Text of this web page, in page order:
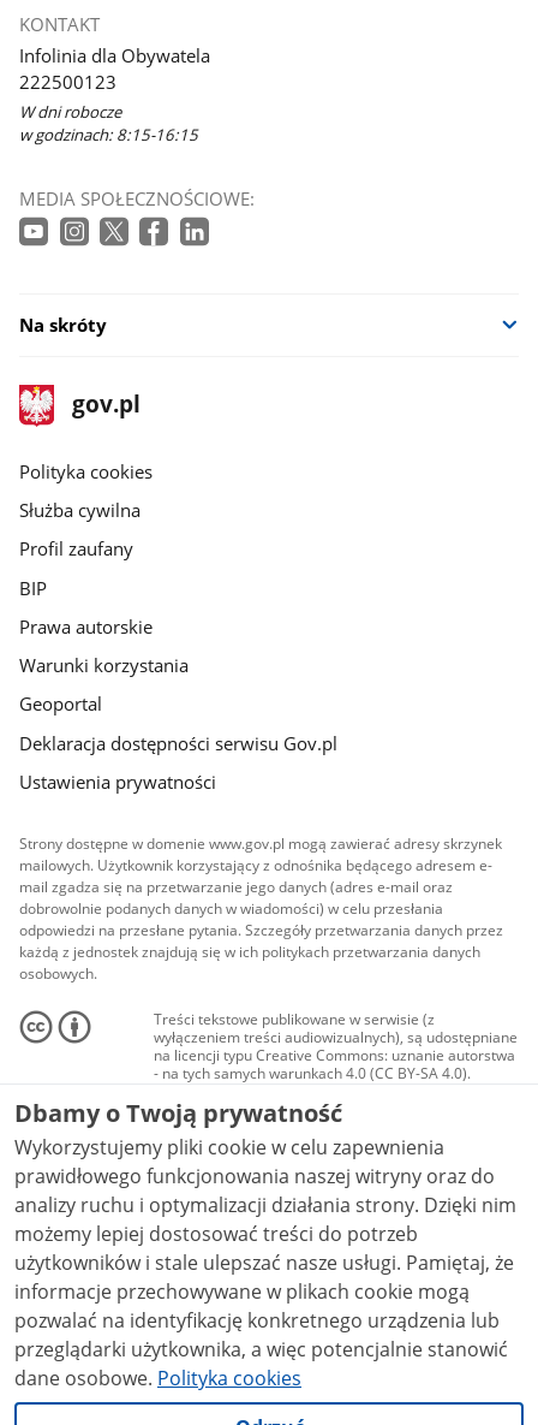
KONTAKT
Infolinia dla Obywatela
222500123
W dni robocze
w godzinach: 8:15-16:15
MEDIA SPOŁECZNOŚCIOWE:
Na skróty
stopka
gov.pl
Strona
gov.pl
gov.pl
Polityka cookies
Służba cywilna
Profil zaufany
BIP
Prawa autorskie
Warunki korzystania
Geoportal
Deklaracja dostępności serwisu Gov.pl
Ustawienia prywatności
Strony dostępne w domenie www.gov.pl mogą zawierać adresy skrzynek
mailowych. Użytkownik korzystający z odnośnika będącego adresem e-
mail zgadza się na przetwarzanie jego danych (adres e-mail oraz
dobrowolnie podanych danych w wiadomości) w celu przesłania
odpowiedzi na przesłane pytania. Szczegóły przetwarzania danych przez
każdą z jednostek znajdują się w ich politykach przetwarzania danych
osobowych.
Treści tekstowe publikowane w serwisie (z
wyłączeniem treści audiowizualnych), są udostępniane
na licencji typu Creative Commons: uznanie autorstwa
- na tych samych warunkach 4.0 (CC BY-SA 4.0).
Materiały audiowizualne, w tym zdjęcia, materiały
audio i wideo, są udostępniane na licencji typu
Creative Commons: uznanie autorstwa użycie
niekomercyjne - bez utworów zależnych 4.0 (CC BY-
NC-ND 4.0), o ile nie jest to stwierdzone inaczej.
Dbamy o Twoją prywatność
Wykorzystujemy pliki cookie w celu zapewnienia
prawidłowego funkcjonowania naszej witryny oraz do
analizy ruchu i optymalizacji działania strony. Dzięki nim
możemy lepiej dostosować treści do potrzeb
użytkowników i stale ulepszać nasze usługi. Pamiętaj, że
informacje przechowywane w plikach cookie mogą
pozwalać na identyfikację konkretnego urządzenia lub
przeglądarki użytkownika, a więc potencjalnie stanowić
dane osobowe. Polityka cookies